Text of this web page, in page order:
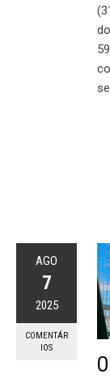
AGO
7
2025
COMENTÁR
IOS